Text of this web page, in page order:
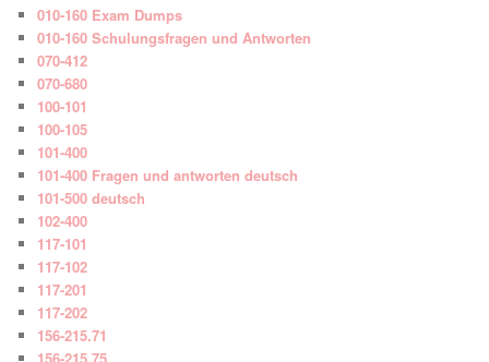
010-160 Exam Dumps
010-160 Schulungsfragen und Antworten
070-412
070-680
100-101
100-105
101-400
101-400 Fragen und antworten deutsch
101-500 deutsch
102-400
117-101
117-102
117-201
117-202
156-215.71